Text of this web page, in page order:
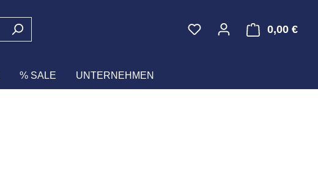
0,00 €
% SALE UNTERNEHMEN